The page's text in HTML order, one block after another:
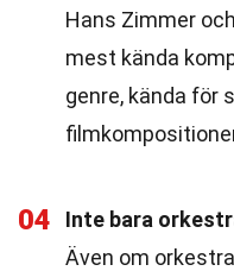
Hans Zimmer
mest kända
genre, kända för
04
Inte bara
Även om